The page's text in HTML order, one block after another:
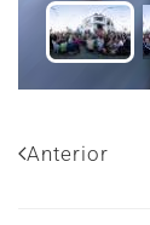
Anterior